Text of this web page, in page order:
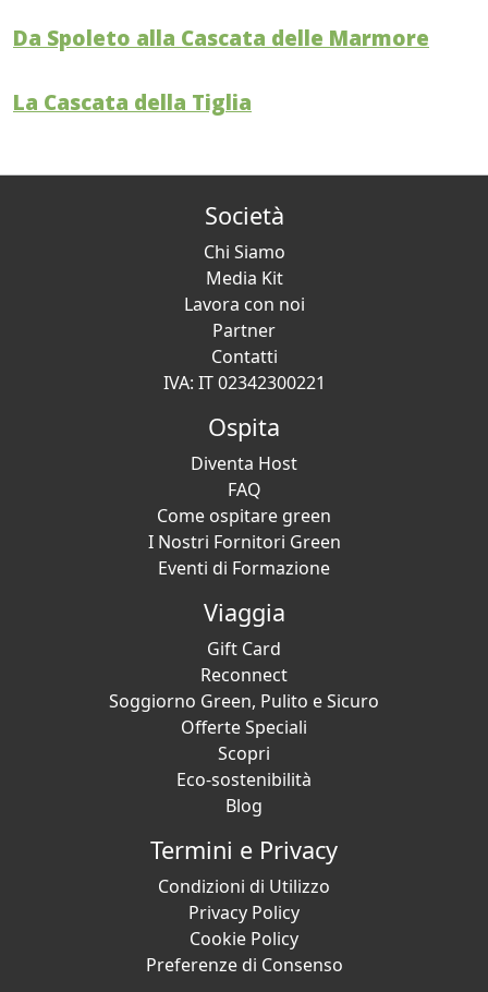
Da Spoleto alla Cascata delle Marmore
La Cascata della Tiglia
Società
Chi Siamo
Media Kit
Lavora con noi
Partner
Contatti
IVA: IT 02342300221
Ospita
Diventa Host
FAQ
Come ospitare green
I Nostri Fornitori Green
Eventi di Formazione
Viaggia
Gift Card
Reconnect
Soggiorno Green, Pulito e Sicuro
Offerte Speciali
Scopri
Eco-sostenibilità
Blog
Termini e Privacy
Condizioni di Utilizzo
Privacy Policy
Cookie Policy
Preferenze di Consenso